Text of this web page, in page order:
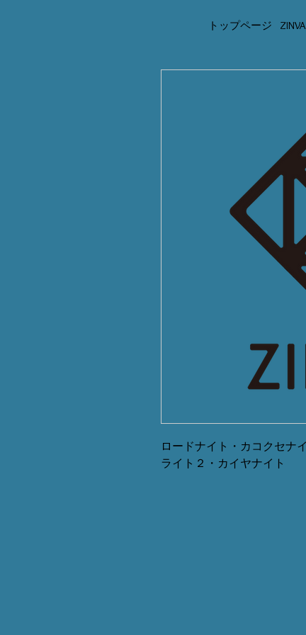
トップページ ZINVA
ロードナイト・カコクセナ
ライト２・カイヤナイト